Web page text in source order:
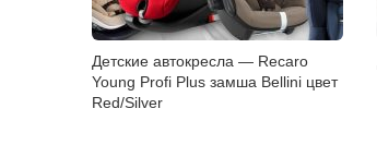
Детские автокресла — Recaro
Young Profi Plus замша Bellini цвет
Red/Silver